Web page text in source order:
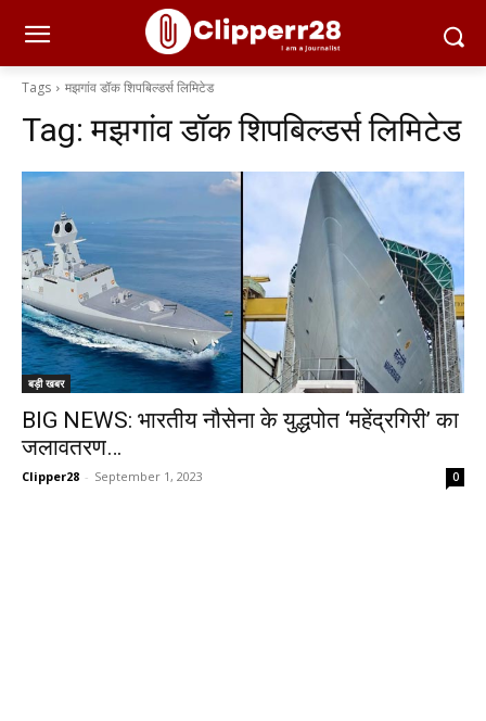
Tags मझगांव डॉक शिपबिल्डर्स लिमिटेड
Tag:मझगांव डॉक शिपबिल्डर्स लिमिटेड
बड़ी खबर
BIG NEWS: भारतीय नौसेना के युद्धपोत ‘महेंद्रगिरी’ का
जलावतरण…
Clipper28 - September 1, 2023 0